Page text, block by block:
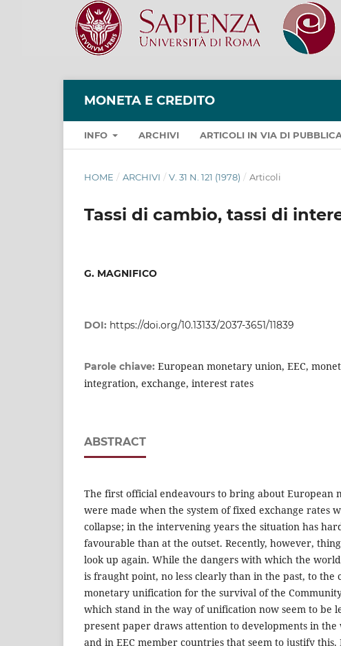
MONETA E CREDITO
INFO ARCHIVI ARTICOLI IN VIA DI
HOME / ARCHIVI / V. 31 N. 121 (1978) / Articoli
Tassi di cambio, tassi di
G. MAGNIFICO
DOI: https://doi.org/10.13133/2037-3651/11839
Parole chiave: European monetary union, EEC,
integration, exchange, interest rates
ABSTRACT
The first official endeavours to bring about European
were made when the system of fixed exchange rates
collapse; in the intervening years the situation has
favourable than at the outset. Recently, however,
look up again. While the dangers with which the
is fraught point, no less clearly than in the past, to the
monetary unification for the survival of the
which stand in the way of unification now seem to be
present paper draws attention to developments in the
and in EEC member countries that seem to justify this.